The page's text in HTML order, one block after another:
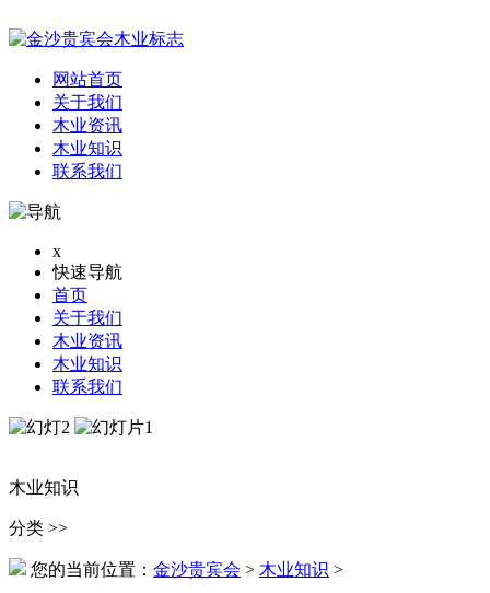
网站首页
关于我们
木业资讯
木业知识
联系我们
x
快速导航
首页
关于我们
木业资讯
木业知识
联系我们
木业知识
分类 >>
您的当前位置： 金沙贵宾会 > 木业知识 >